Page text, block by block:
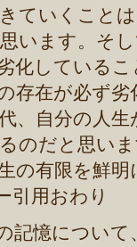
ていくこと
います。そ
化している
存在が必ず
、自分の人生
のだと思い
の有限を鮮
引用おわり
記憶につい